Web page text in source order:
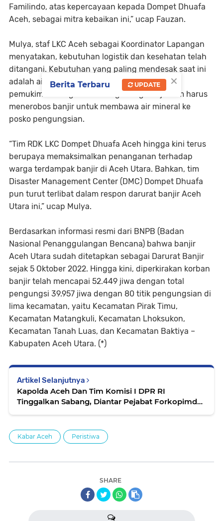
Familindo, atas kepercayaan kepada Dompet Dhuafa
Aceh, sebagai mitra kebaikan ini,” ucap Fauzan.
Mulya, staf LKC Aceh sebagai Koordinator Lapangan
menyatakan, kebutuhan logistik dan kesehatan telah
ditangani. Kebutuhan yang paling mendesak saat ini
adalah air bersih dan air minum, karena 80%
pemukiman warga masih tergenang banjir. Tim harus
menerobos banjir untuk membawa air mineral ke
posko pengungsian.
“Tim RDK LKC Dompet Dhuafa Aceh hingga kini terus
berupaya memaksimalkan penanganan terhadap
warga terdampak banjir di Aceh Utara. Bahkan, tim
Disaster Management Center (DMC) Dompet Dhuafa
pun turut terlibat dalam respon darurat banjir Aceh
Utara ini,” ucap Mulya.
Berdasarkan informasi resmi dari BNPB (Badan
Nasional Penanggulangan Bencana) bahwa banjir
Aceh Utara sudah ditetapkan sebagai Darurat Banjir
sejak 5 Oktober 2022. Hingga kini, diperkirakan korban
banjir telah mencapai 52.449 jiwa dengan total
pengungsi 39.957 jiwa dengan 80 titik pengungsian di
lima kecamatan, yaitu Kecamatan Pirak Timu,
Kecamatan Matangkuli, Kecamatan Lhoksukon,
Kecamatan Tanah Luas, dan Kecamatan Baktiya –
Kabupaten Aceh Utara. (*)
Artikel Selanjutnya
Kapolda Aceh Dan Tim Komisi I DPR RI
Tinggalkan Sabang, Diantar Pejabat Forkopimda
Kabar Aceh Peristiwa
SHARE
×
Berita Terbaru UPDATE